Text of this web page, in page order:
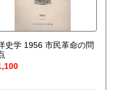
史学 1956 市民革命の問